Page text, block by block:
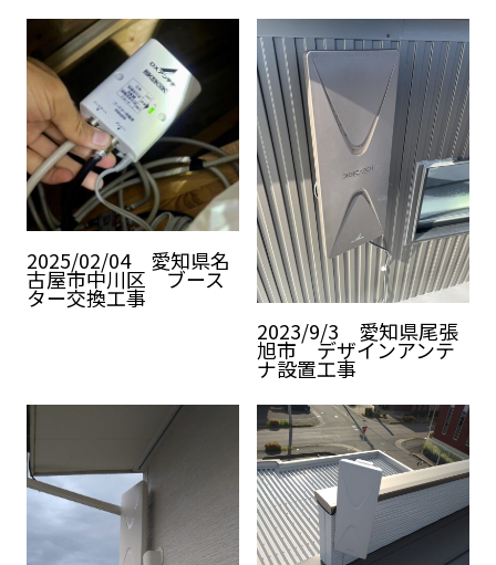
2025/02/04 愛知県名
古屋市中川区 ブース
ター交換工事
2023/9/3 愛知県尾張
旭市 デザインアンテ
ナ設置工事